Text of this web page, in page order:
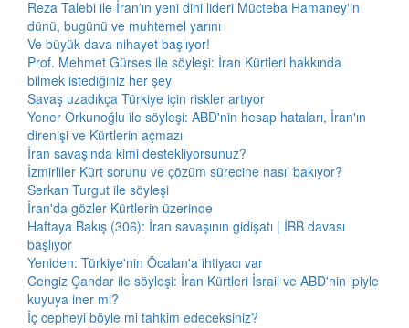
Reza Talebi ile İran'ın yeni dini lideri Mücteba Hamaney'in
dünü, bugünü ve muhtemel yarını
Ve büyük dava nihayet başlıyor!
Prof. Mehmet Gürses ile söyleşi: İran Kürtleri hakkında
bilmek istediğiniz her şey
Savaş uzadıkça Türkiye için riskler artıyor
Yener Orkunoğlu ile söyleşi: ABD'nin hesap hataları, İran'ın
direnişi ve Kürtlerin açmazı
İran savaşında kimi destekliyorsunuz?
İzmirliler Kürt sorunu ve çözüm sürecine nasıl bakıyor?
Serkan Turgut ile söyleşi
İran'da gözler Kürtlerin üzerinde
Haftaya Bakış (306): İran savaşının gidişatı | İBB davası
başlıyor
Yeniden: Türkiye'nin Öcalan'a ihtiyacı var
Cengiz Çandar ile söyleşi: İran Kürtleri İsrail ve ABD'nin ipiyle
kuyuya iner mi?
İç cepheyi böyle mi tahkim edeceksiniz?